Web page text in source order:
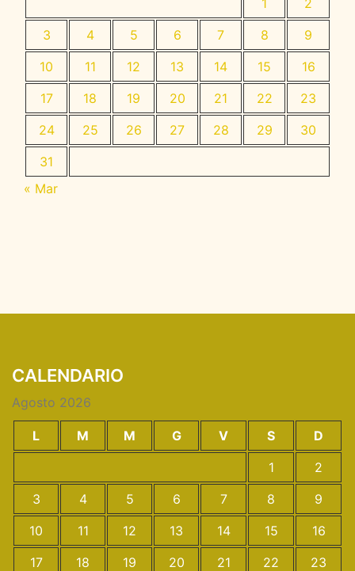
1
2
3
4 5 6 7 8
9
10
11 12 13 14 15
16
17
18 19 20 21 22
23
24
25 26 27 28 29
30
31
« Mar
CALENDARIO
Agosto 2026
L M M G V S
D
1
2
3
4 5 6 7 8
9
10
11 12 13 14 15
16
17
18 19 20 21 22
23